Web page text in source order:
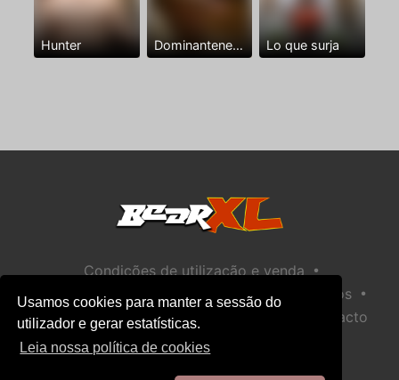
Usamos cookies para manter a sessão do
utilizador e gerar estatísticas.
Leia nossa política de cookies
Hunter Dominantenegro ya Lo que surja
Condições de utilização e venda •
Política de privacidade Política de Biscoitos •
Política de Segurança Infantil Ajuda / Contacto